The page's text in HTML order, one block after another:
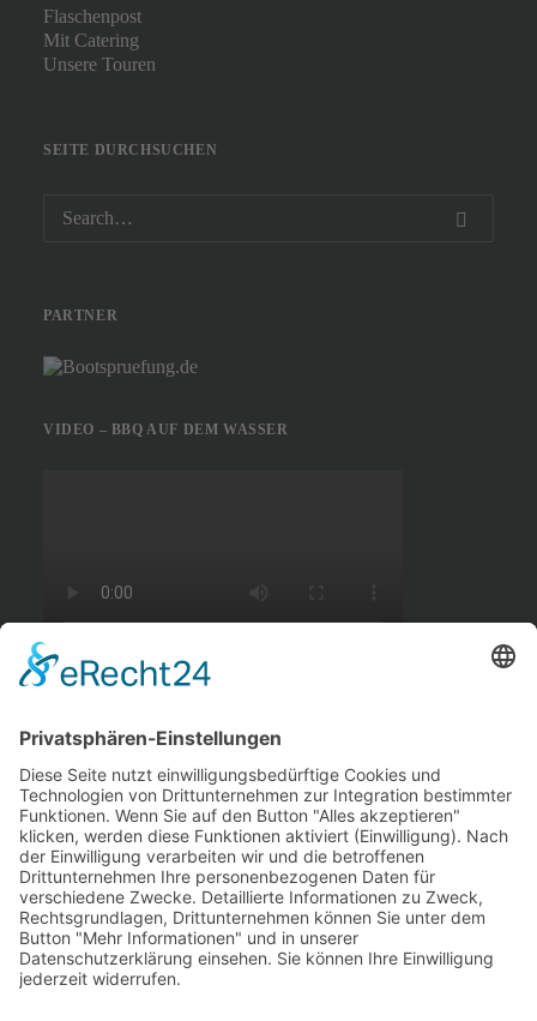
Flaschenpost
Mit Catering
Unsere Touren
SEITE DURCHSUCHEN
PARTNER
VIDEO – BBQ AUF DEM WASSER
BADEAUSFLUG ZUM MÜGGELSEE